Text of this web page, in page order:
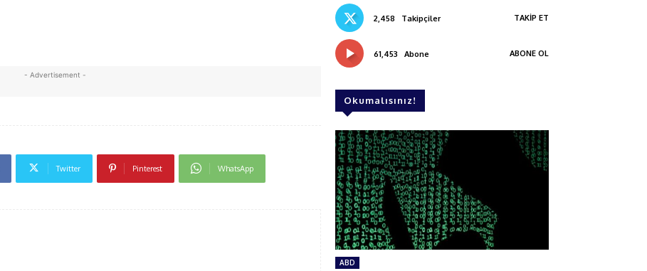
- Advertisement -
Twitter Pinterest WhatsApp
2,458 Takipçiler TAKIP ET
61,453 Abone ABONE OL
Okumalısınız!
ABD